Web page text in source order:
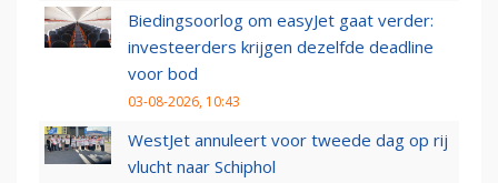
Biedingsoorlog om easyJet gaat verder:
investeerders krijgen dezelfde deadline
voor bod
03-08-2026, 10:43
WestJet annuleert voor tweede dag op rij
vlucht naar Schiphol